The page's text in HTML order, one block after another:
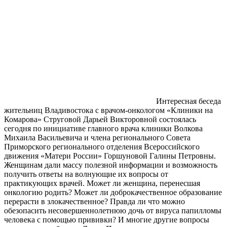
Интересная беседа
жительниц Владивостока с врачом-онкологом «Клиники на
Комарова» Струговой Дарьей Викторовной состоялась
сегодня по инициативе главного врача клиники Волкова
Михаила Васильевича и члена регионального Совета
Приморского регионального отделения Всероссийского
движения «Матери России» Горшуновой Галины Петровны.
Женщинам дали массу полезной информации и возможность
получить ответы на волнующие их вопросы от
практикующих врачей. Может ли женщина, перенесшая
онкологию родить? Может ли доброкачественное образование
перерасти в злокачественное? Правда ли что можно
обезопасить несовершеннолетнюю дочь от вируса папилломы
человека с помощью прививки? И многие другие вопросы